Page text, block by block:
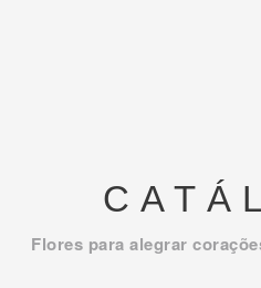
Flores para alegrar